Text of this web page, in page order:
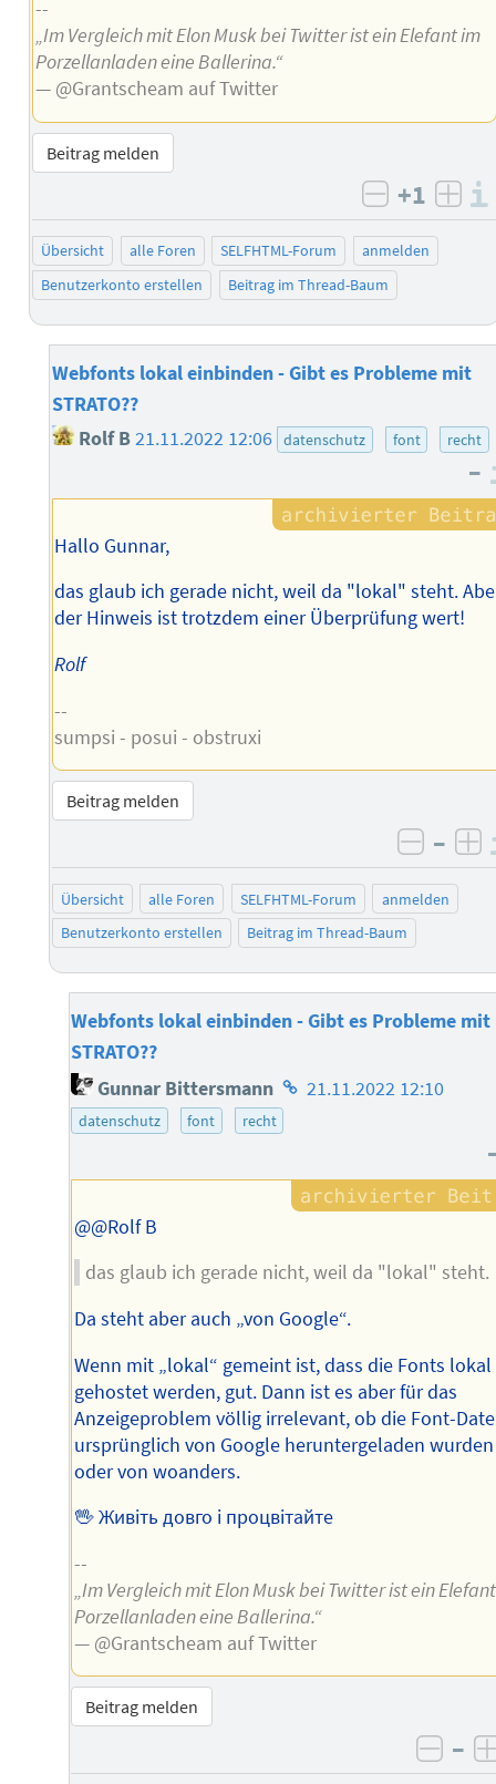
--
„Im Vergleich mit Elon Musk bei Twitter ist ein Elefant im
Porzellanladen eine Ballerina.“
— @Grantscheam auf Twitter
Beitrag melden
negativ
+1
Übersicht alle Foren SELFHTML-Forum
anmelden
Benutzerkonto erstellen
Beitrag im Thread-Baum
Webfonts lokal einbinden - Gibt es Probleme mit
STRATO??
Rolf B21.11.2022 12:06 datenschutz font recht
–
Hallo Gunnar,
das glaub ich gerade nicht, weil da "lokal" steht.
der Hinweis ist trotzdem einer Überprüfung wert!
Rolf
--
sumpsi - posui - obstruxi
Beitrag melden
–
Übersicht alle Foren SELFHTML-Forum
anmelden
Benutzerkonto erstellen
Beitrag im Thread-Baum
Webfonts lokal einbinden - Gibt es Probleme mit
STRATO??
Gunnar Bittersmann Homepage
des
21.11.2022 12:10
datenschutz font recht
@@Rolf B
das glaub ich gerade nicht, weil da "lokal" steht.
Da steht aber auch „von Google“.
Wenn mit „lokal“ gemeint ist, dass die Fonts lokal
gehostet werden, gut. Dann ist es aber für das
Anzeigeproblem völlig irrelevant, ob die Font-
ursprünglich von Google heruntergeladen wurden
oder von woanders.
🖖 Живіть довго і процвітайте
--
„Im Vergleich mit Elon Musk bei Twitter ist ein
Porzellanladen eine Ballerina.“
— @Grantscheam auf Twitter
Beitrag melden
–